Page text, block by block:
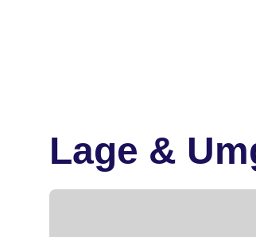
Lage &